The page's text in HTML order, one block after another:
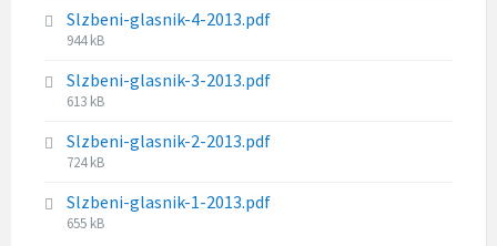
e
:i
z
e
:
l
e
i
z
e
:
Slzbeni-glasnik-4-2013.pdf
F
l
e
i
z
e
:
944 kB
Slzbeni-glasnik-3-2013.pdf
F
l
e
i
z
613 kB
Slzbeni-glasnik-2-2013.pdf
F
l
e
724 kB
Slzbeni-glasnik-1-2013.pdf
F
655 kB